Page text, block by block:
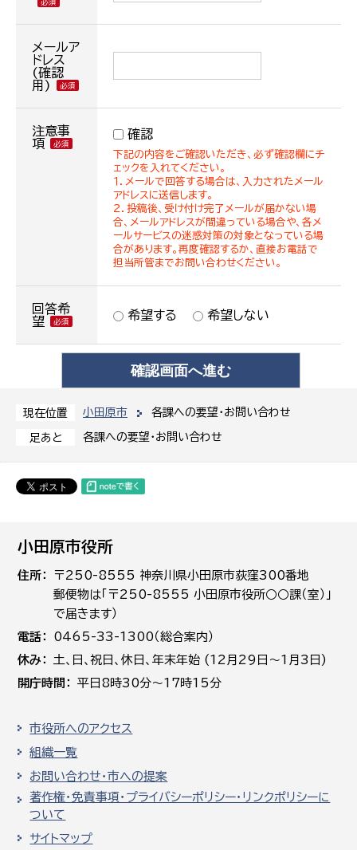
現在位置 小田原市 各課への要望・お問い合わせ
足あと 各課への要望・お問い合わせ
メールア
ドレス
(確認
用)
注意事
項
確認
下記の内容をご確認いただき、必ず確認欄にチ
ェックを入れてください。
１．メールで回答する場合は、入力されたメール
アドレスに送信します。
２．投稿後、受け付け完了メールが届かない場
合、メールアドレスが間違っている場合や、各メ
ールサービスの迷惑対策の対象となっている場
合があります。再度確認するか、直接お電話で
担当所管までお問い合わせください。
回答希
望
希望する 希望しない
小田原市役所
住所
〒250-8555 神奈川県小田原市荻窪300番地
郵便物は「〒250-8555 小田原市役所○○課（室）」
で届きます）
電話
0465-33-1300（総合案内）
休み
土､日､祝日、休日、年末年始 (12月29日～1月3日)
開庁時間
平日8時30分～17時15分
市役所へのアクセス
組織一覧
お問い合わせ・市への提案
著作権・免責事項・プライバシーポリシー・リンクポリシーに
ついて
サイトマップ